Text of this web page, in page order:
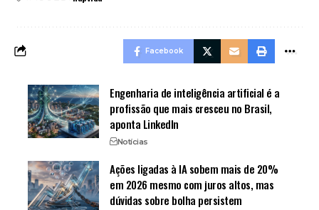
Facebook
Engenharia de inteligência artificial é a
profissão que mais cresceu no Brasil,
aponta LinkedIn
Notícias
Ações ligadas à IA sobem mais de 20%
em 2026 mesmo com juros altos, mas
dúvidas sobre bolha persistem